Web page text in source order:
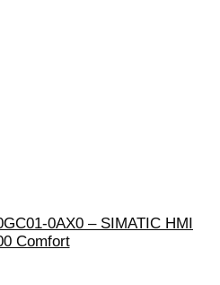
0AX0 – SIMATIC HMI
Comfort